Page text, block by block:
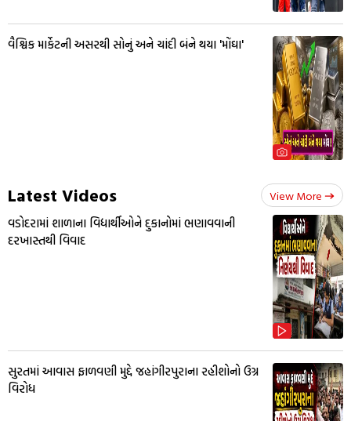
વૈશ્વિક માર્કેટની અસરથી સોનું અને ચાંદી બંને થયા 'મોંઘા'
Latest Videos View More
વડોદરામાં શાળાના વિદ્યાર્થીઓને દુકાનોમાં ભણાવવાની
દરખાસ્તથી વિવાદ
સુરતમાં આવાસ ફાળવણી મુદ્દે જહાંગીરપુરાના રહીશોનો ઉગ્ર
વિરોધ